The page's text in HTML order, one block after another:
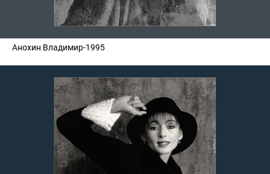
Анохин Владимир-1995